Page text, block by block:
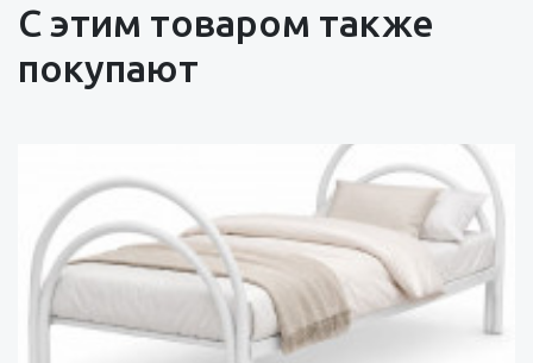
С этим товаром также
покупают